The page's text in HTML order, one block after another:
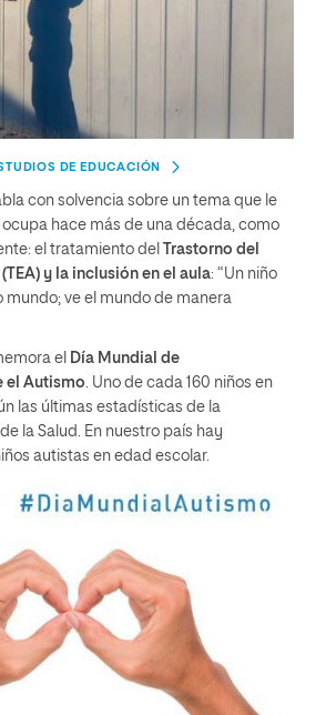
DE EDUCACIÓN
con solvencia sobre un tema que le
hace más de una década, como
el tratamiento del
Trastorno del
y la inclusión en el aula: “Un niño
mundo; ve el mundo de manera
el Día Mundial de
el Autismo. Uno de cada 160 niños en
las últimas estadísticas de la
la Salud. En nuestro país hay
autistas en edad escolar.